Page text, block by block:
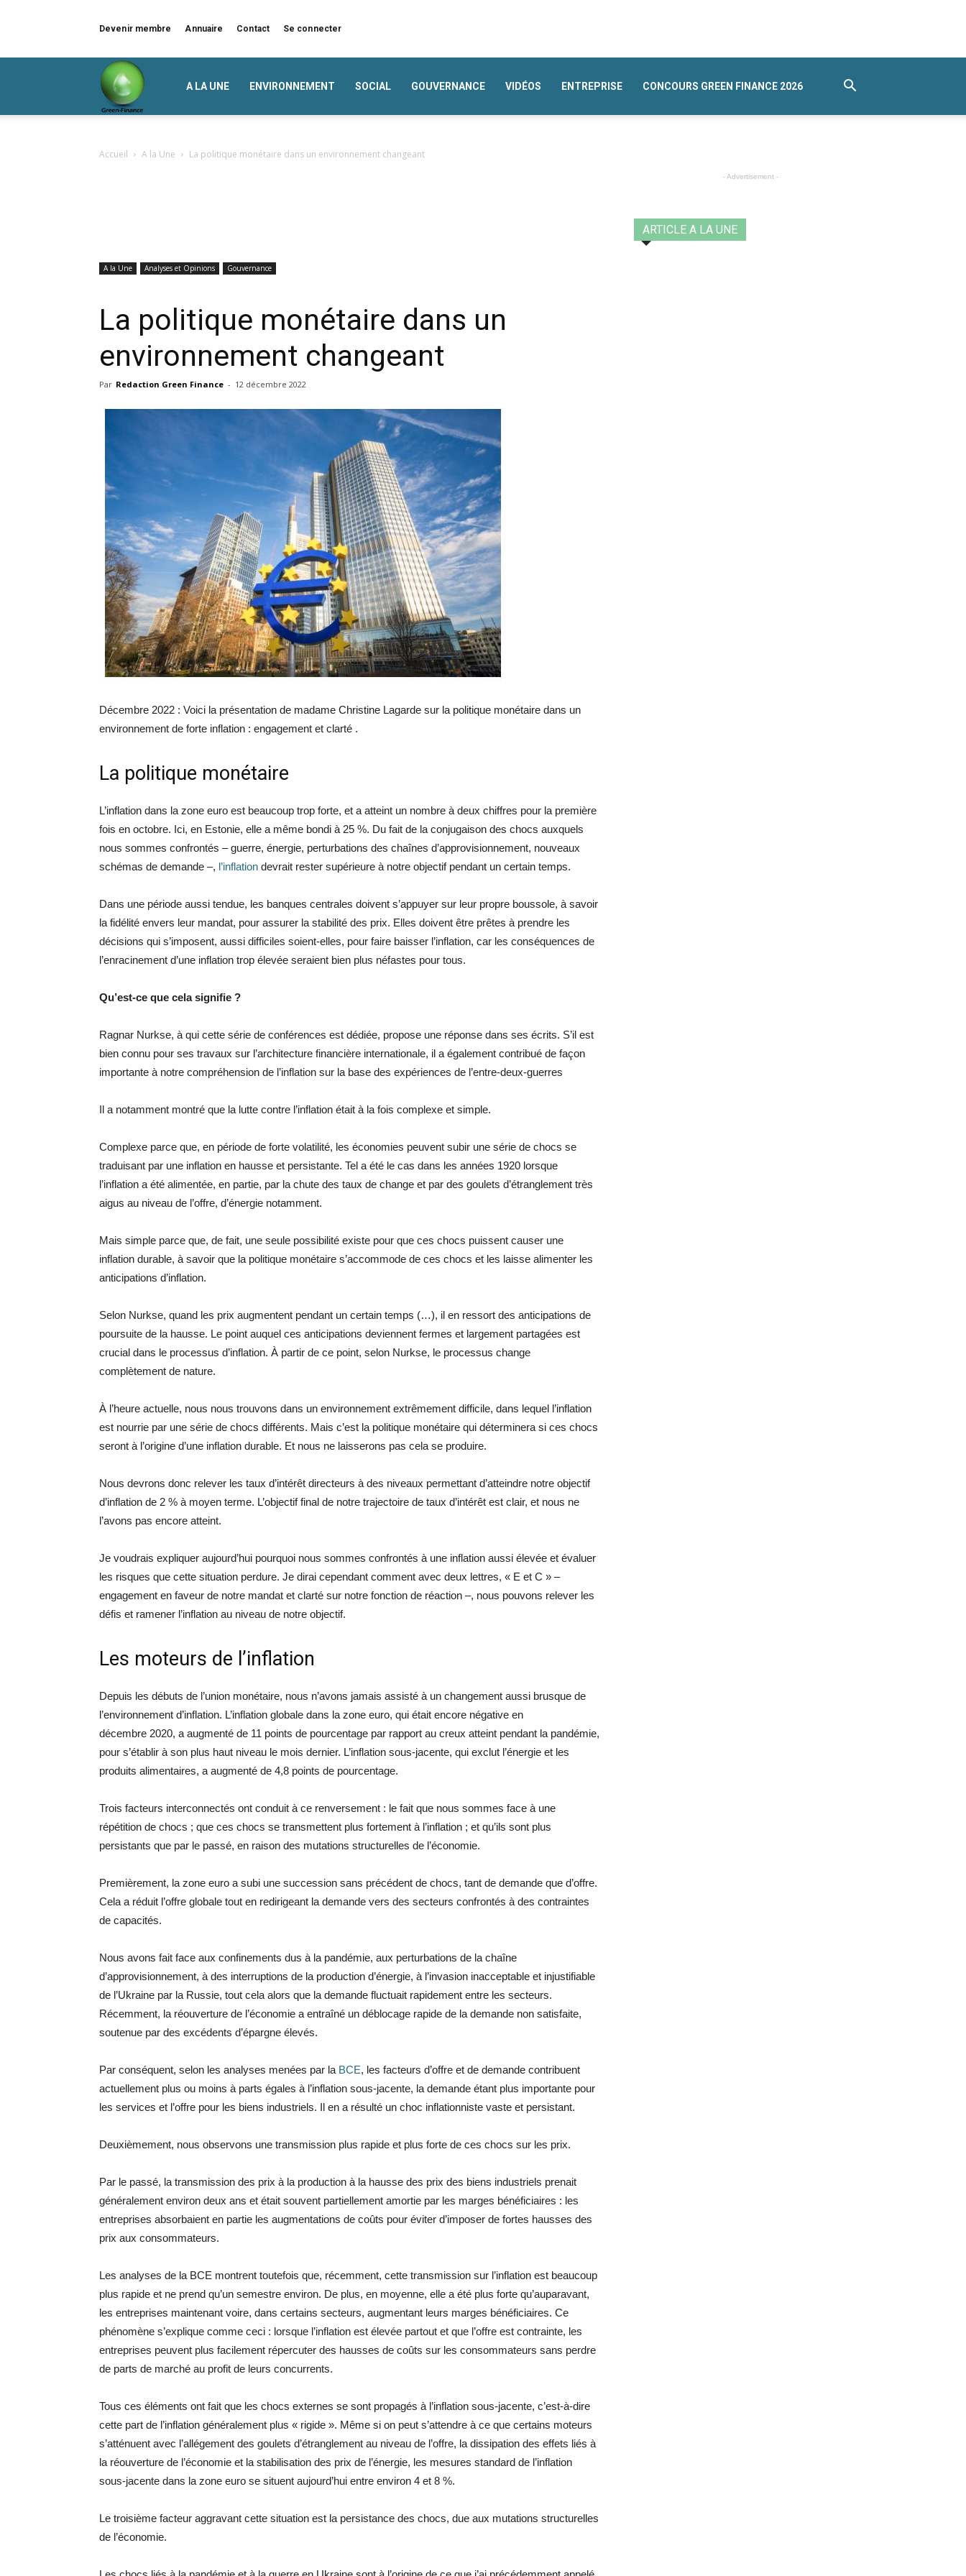
Devenir membre Annuaire Contact Se connecter
A LA UNE ENVIRONNEMENT SOCIAL GOUVERNANCE VIDÉOS ENTREPRISE CONCOURS GREEN FINANCE 2026
Accueil A la Une La politique monétaire dans un environnement changeant
A la Une Analyses et Opinions Gouvernance
La politique monétaire dans un
environnement changeant
Par Redaction Green Finance - 12 décembre 2022
Décembre 2022 : Voici la présentation de madame Christine Lagarde sur la politique monétaire dans un
environnement de forte inflation : engagement et clarté .
La politique monétaire
L’inflation dans la zone euro est beaucoup trop forte, et a atteint un nombre à deux chiffres pour la première
fois en octobre. Ici, en Estonie, elle a même bondi à 25 %. Du fait de la conjugaison des chocs auxquels
nous sommes confrontés – guerre, énergie, perturbations des chaînes d’approvisionnement, nouveaux
schémas de demande –, l’inflation devrait rester supérieure à notre objectif pendant un certain temps.
Dans une période aussi tendue, les banques centrales doivent s’appuyer sur leur propre boussole, à savoir
la fidélité envers leur mandat, pour assurer la stabilité des prix. Elles doivent être prêtes à prendre les
décisions qui s’imposent, aussi difficiles soient-elles, pour faire baisser l’inflation, car les conséquences de
l’enracinement d’une inflation trop élevée seraient bien plus néfastes pour tous.
Qu’est-ce que cela signifie ?
Ragnar Nurkse, à qui cette série de conférences est dédiée, propose une réponse dans ses écrits. S’il est
bien connu pour ses travaux sur l’architecture financière internationale, il a également contribué de façon
importante à notre compréhension de l’inflation sur la base des expériences de l’entre-deux-guerres
Il a notamment montré que la lutte contre l’inflation était à la fois complexe et simple.
Complexe parce que, en période de forte volatilité, les économies peuvent subir une série de chocs se
traduisant par une inflation en hausse et persistante. Tel a été le cas dans les années 1920 lorsque
l’inflation a été alimentée, en partie, par la chute des taux de change et par des goulets d’étranglement très
aigus au niveau de l’offre, d’énergie notamment.
Mais simple parce que, de fait, une seule possibilité existe pour que ces chocs puissent causer une
inflation durable, à savoir que la politique monétaire s’accommode de ces chocs et les laisse alimenter les
anticipations d’inflation.
Selon Nurkse, quand les prix augmentent pendant un certain temps (…), il en ressort des anticipations de
poursuite de la hausse. Le point auquel ces anticipations deviennent fermes et largement partagées est
crucial dans le processus d’inflation. À partir de ce point, selon Nurkse, le processus change
complètement de nature.
À l’heure actuelle, nous nous trouvons dans un environnement extrêmement difficile, dans lequel l’inflation
est nourrie par une série de chocs différents. Mais c’est la politique monétaire qui déterminera si ces chocs
seront à l’origine d’une inflation durable. Et nous ne laisserons pas cela se produire.
Nous devrons donc relever les taux d’intérêt directeurs à des niveaux permettant d’atteindre notre objectif
d’inflation de 2 % à moyen terme. L’objectif final de notre trajectoire de taux d’intérêt est clair, et nous ne
l’avons pas encore atteint.
Je voudrais expliquer aujourd’hui pourquoi nous sommes confrontés à une inflation aussi élevée et évaluer
les risques que cette situation perdure. Je dirai cependant comment avec deux lettres, « E et C » –
engagement en faveur de notre mandat et clarté sur notre fonction de réaction –, nous pouvons relever les
défis et ramener l’inflation au niveau de notre objectif.
Les moteurs de l’inflation
Depuis les débuts de l’union monétaire, nous n’avons jamais assisté à un changement aussi brusque de
l’environnement d’inflation. L’inflation globale dans la zone euro, qui était encore négative en
décembre 2020, a augmenté de 11 points de pourcentage par rapport au creux atteint pendant la pandémie,
pour s’établir à son plus haut niveau le mois dernier. L’inflation sous-jacente, qui exclut l’énergie et les
produits alimentaires, a augmenté de 4,8 points de pourcentage.
Trois facteurs interconnectés ont conduit à ce renversement : le fait que nous sommes face à une
répétition de chocs ; que ces chocs se transmettent plus fortement à l’inflation ; et qu’ils sont plus
persistants que par le passé, en raison des mutations structurelles de l’économie.
Premièrement, la zone euro a subi une succession sans précédent de chocs, tant de demande que d’offre.
Cela a réduit l’offre globale tout en redirigeant la demande vers des secteurs confrontés à des contraintes
de capacités.
Nous avons fait face aux confinements dus à la pandémie, aux perturbations de la chaîne
d’approvisionnement, à des interruptions de la production d’énergie, à l’invasion inacceptable et injustifiable
de l’Ukraine par la Russie, tout cela alors que la demande fluctuait rapidement entre les secteurs.
Récemment, la réouverture de l’économie a entraîné un déblocage rapide de la demande non satisfaite,
soutenue par des excédents d’épargne élevés.
Par conséquent, selon les analyses menées par la BCE, les facteurs d’offre et de demande contribuent
actuellement plus ou moins à parts égales à l’inflation sous-jacente, la demande étant plus importante pour
les services et l’offre pour les biens industriels. Il en a résulté un choc inflationniste vaste et persistant.
Deuxièmement, nous observons une transmission plus rapide et plus forte de ces chocs sur les prix.
Par le passé, la transmission des prix à la production à la hausse des prix des biens industriels prenait
généralement environ deux ans et était souvent partiellement amortie par les marges bénéficiaires : les
entreprises absorbaient en partie les augmentations de coûts pour éviter d’imposer de fortes hausses des
prix aux consommateurs.
Les analyses de la BCE montrent toutefois que, récemment, cette transmission sur l’inflation est beaucoup
plus rapide et ne prend qu’un semestre environ. De plus, en moyenne, elle a été plus forte qu’auparavant,
les entreprises maintenant voire, dans certains secteurs, augmentant leurs marges bénéficiaires. Ce
phénomène s’explique comme ceci : lorsque l’inflation est élevée partout et que l’offre est contrainte, les
entreprises peuvent plus facilement répercuter des hausses de coûts sur les consommateurs sans perdre
de parts de marché au profit de leurs concurrents.
Tous ces éléments ont fait que les chocs externes se sont propagés à l’inflation sous-jacente, c’est-à-dire
cette part de l’inflation généralement plus « rigide ». Même si on peut s’attendre à ce que certains moteurs
s’atténuent avec l’allégement des goulets d’étranglement au niveau de l’offre, la dissipation des effets liés à
la réouverture de l’économie et la stabilisation des prix de l’énergie, les mesures standard de l’inflation
sous-jacente dans la zone euro se situent aujourd’hui entre environ 4 et 8 %.
Le troisième facteur aggravant cette situation est la persistance des chocs, due aux mutations structurelles
de l’économie.
- Advertisement -
ARTICLE A LA UNE